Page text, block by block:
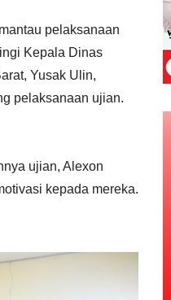
pelaksanaan
Kepala Dinas
Yusak Ulin,
pelaksanaan ujian.
ujian, Alexon
kepada mereka.